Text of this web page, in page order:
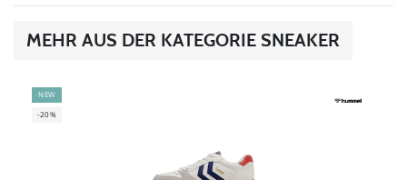
MEHR AUS DER KATEGORIE SNEAKER
NEW
-20%